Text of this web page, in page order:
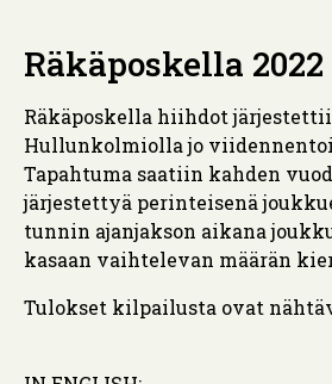
Räkäposkella 2022
Räkäposkella hiihdot
Hullunkolmiolla jo
Tapahtuma saatiin kahden
järjestettyä perinteisenä
tunnin ajanjakson aikana
kasaan vaihtelevan määrän
Tulokset kilpailusta ovat